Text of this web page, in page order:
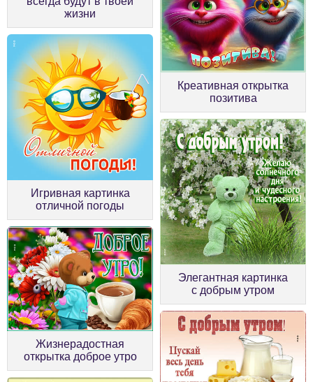
жизни
Игривная картинка
отличной погоды
Креативная открытка
позитива
Жизнерадостная
открытка доброе утро
Элегантная картинка
с добрым утром